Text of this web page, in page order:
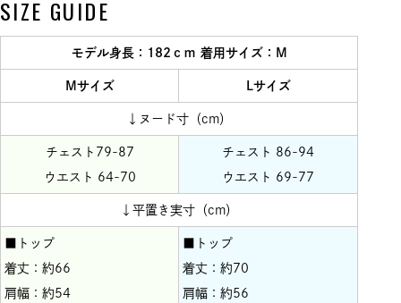
SIZE GUIDE
モデル身長：182ｃｍ 着用サイズ：M
Mサイズ Lサイズ
↓ヌード寸（cm）
チェスト79-87
ウエスト 64-70
チェスト 86-94
ウエスト 69-77
↓平置き実寸（cm）
■トップ
着丈：約66
肩幅：約54
■トップ
着丈：約70
肩幅：約56